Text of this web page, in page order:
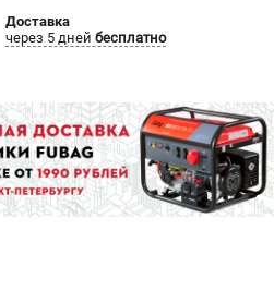
Доставка
через 5 дней бесплатно